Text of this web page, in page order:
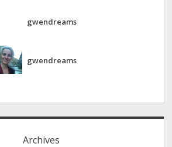
gwendreams
gwendreams
Archives